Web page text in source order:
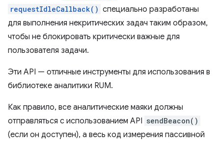
requestIdleCallback() специально разработаны
для выполнения некритических задач таким образом,
чтобы не блокировать критически важные для
пользователя задачи.
Эти API — отличные инструменты для использования в
библиотеке аналитики RUM.
Как правило, все аналитические маяки должны
отправляться с использованием API sendBeacon()
(если он доступен), а весь код измерения пассивной